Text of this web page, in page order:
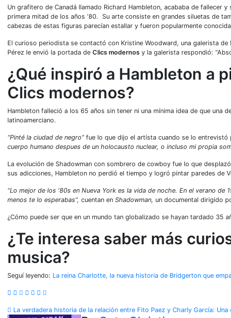
Un grafitero de Canadá llamado Richard Hambleton, acababa de fallecer
primera mitad de los años ‘80. Su arte consiste en grandes siluetas de
cabezas de estas figuras parecían estallar y fueron popularmente
El curioso periodista se contactó con Kristine Woodward, una galerista
Pérez le envió la portada de Clics modernos y la galerista respondió:
¿Qué inspiró a Hambleton a
Clics modernos?
Hambleton falleció a los 65 años sin tener ni una mínima idea de que
latinoamerciano.
“Pinté la ciudad de negro” fue lo que dijo el artísta cuando se lo entrevistó
cuerpo humano despues de un holocausto nuclear, o incluso mi propia
La evolución de Shadowman con sombrero de cowboy fue lo que
sus adicciones, Hambleton no perdió el tiempo y logró pintar paredes de
“Lo mejor de los ‘80s en Nueva York es la vida de noche. En el verano
menos te lo esperabas”, cuentan en Shadowman, un documental dirigido
¿Cómo puede ser que en un mundo tan globalizado se hayan tardado 35
¿Te interesa saber más
musica?
Seguí leyendo: La reina Charlotte, la nueva historia de Bridgerton que
La verdadera historia de la relación entre Fito Paez y Charly García: Una